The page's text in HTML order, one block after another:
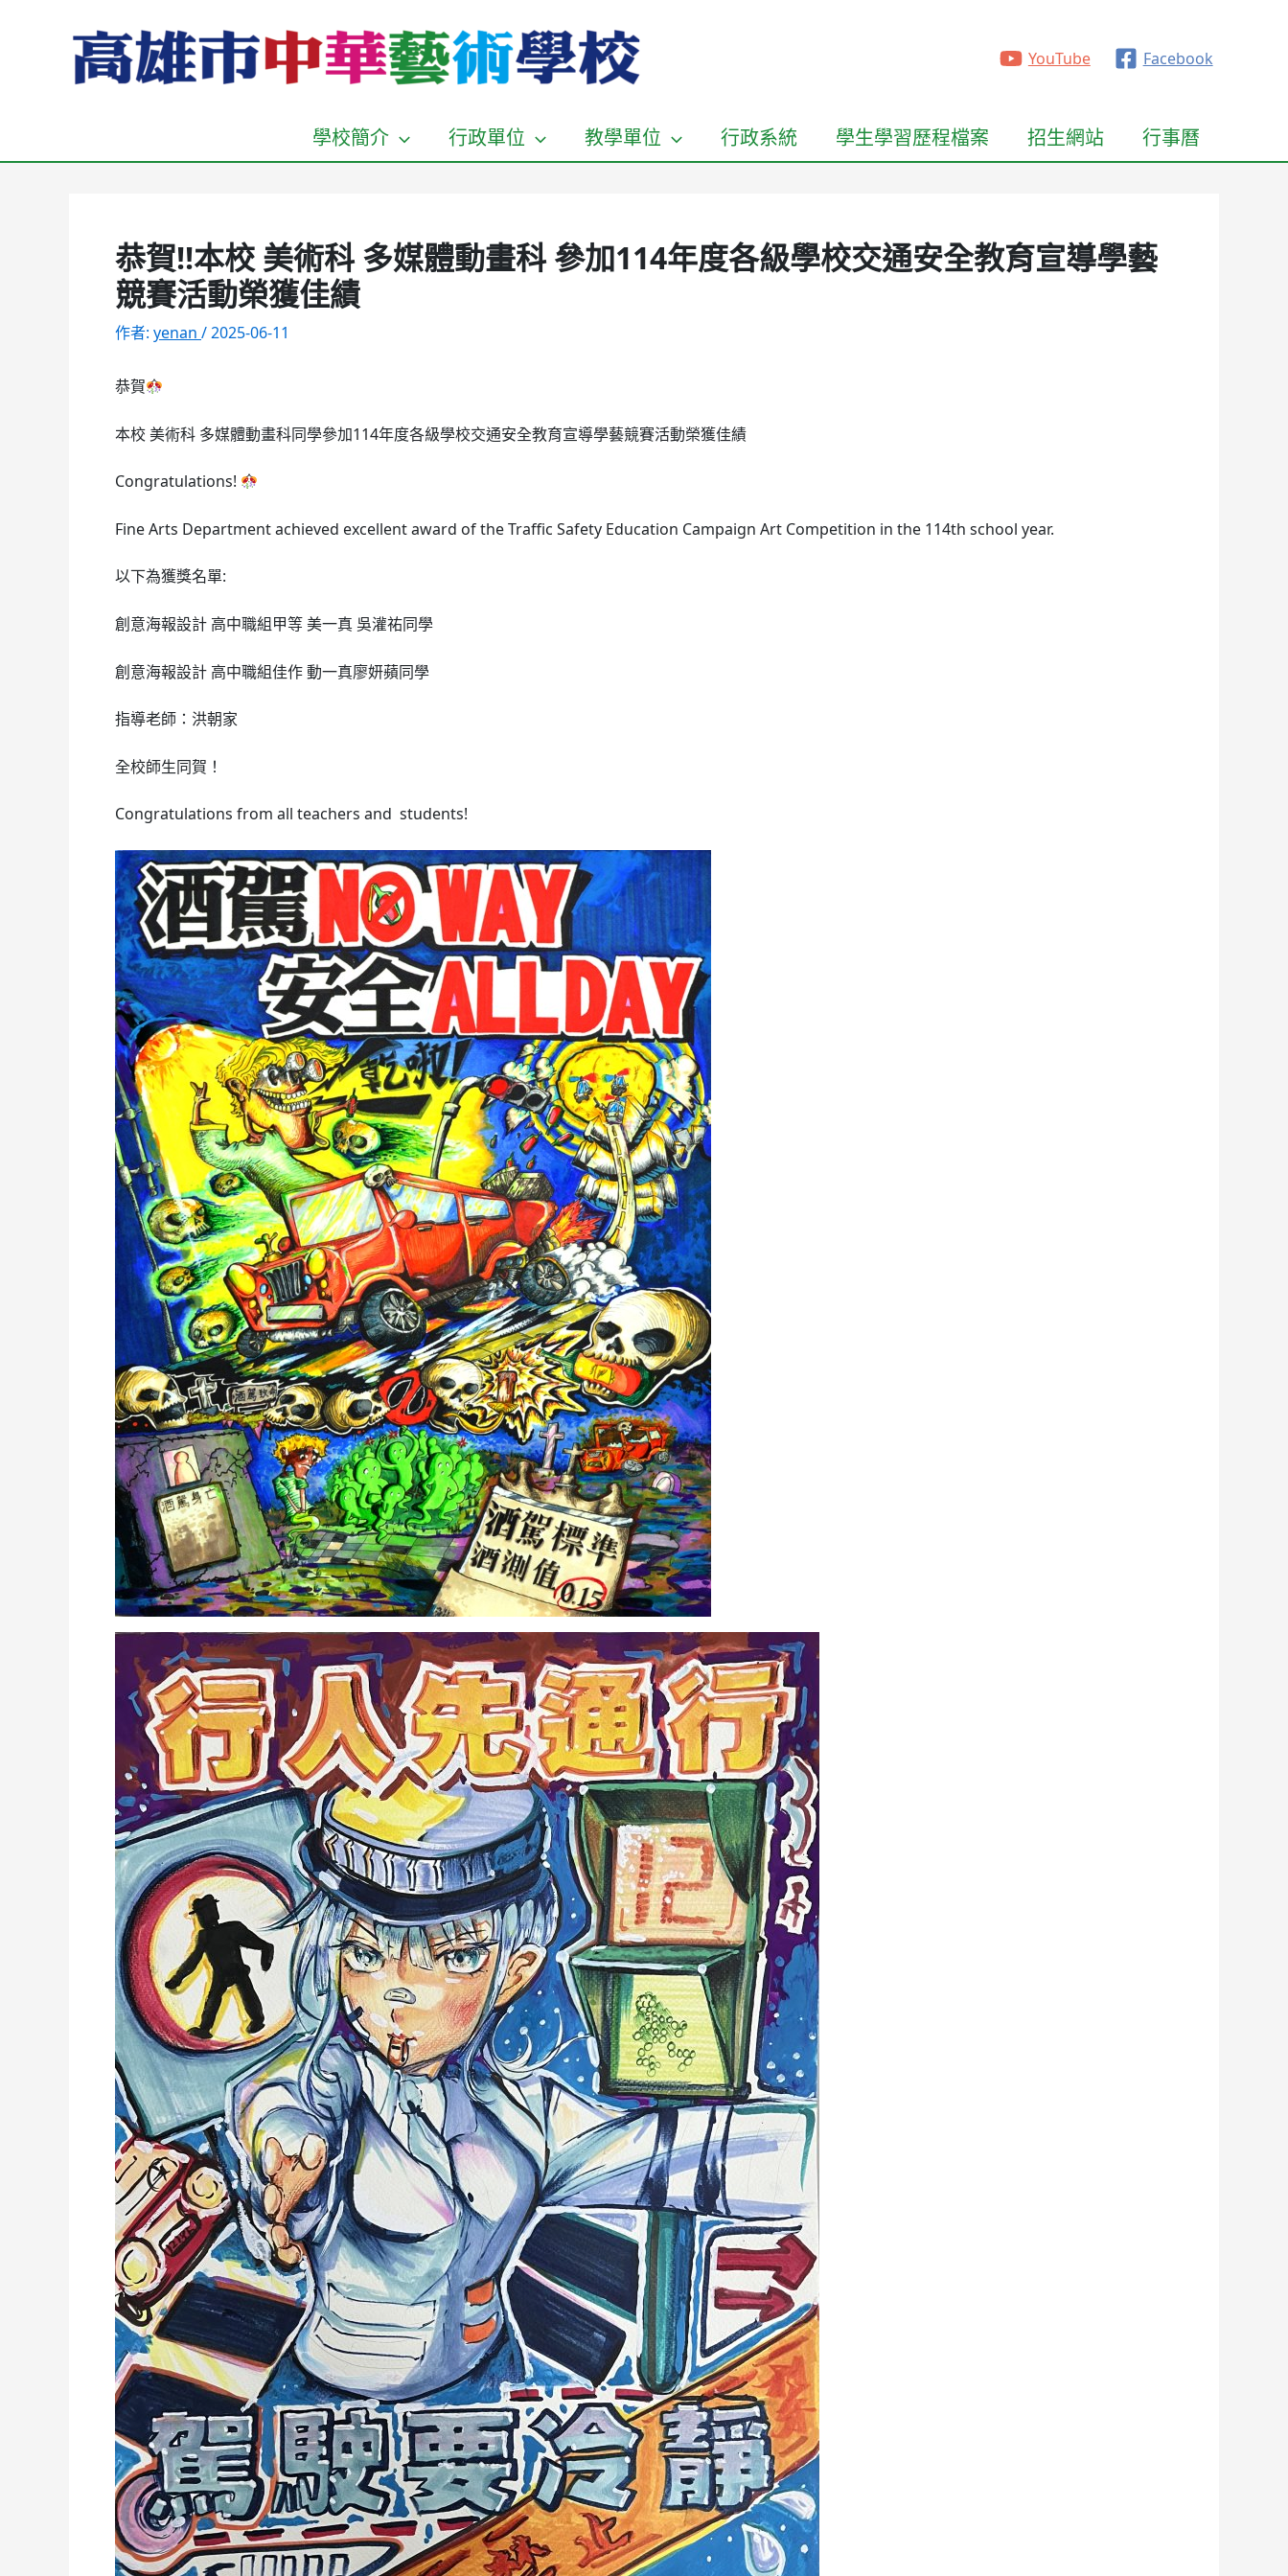
YouTube Facebook
學校簡介 行政單位 教學單位 行政系統 學生學習歷程檔案 招生網站 行事曆
恭賀!!本校 美術科 多媒體動畫科 參加114年度各級學校交通安全教育宣導學藝
競賽活動榮獲佳績
作者: yenan /2025-06-11
恭賀
本校 美術科 多媒體動畫科同學參加114年度各級學校交通安全教育宣導學藝競賽活動榮獲佳績
Congratulations!
Fine Arts Department achieved excellent award of the Traffic Safety Education Campaign Art Competition in the 114th school year.
以下為獲獎名單:
創意海報設計 高中職組甲等 美一真 吳灌祐同學
創意海報設計 高中職組佳作 動一真廖妍蘋同學
指導老師：洪朝家
全校師生同賀！
Congratulations from all teachers and students!